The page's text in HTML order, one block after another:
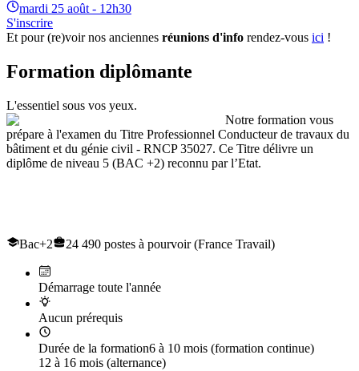
mardi 25 août - 12h30
S'inscrire
Et pour (re)voir nos anciennes réunions d'info rendez-vous ici !
Formation diplômante
L'essentiel sous vos yeux.
Notre formation vous
prépare à l'examen du Titre Professionnel Conducteur de travaux du
bâtiment et du génie civil - RNCP 35027. Ce Titre délivre un
diplôme de niveau 5 (BAC +2) reconnu par l’Etat.
Bac+2 24 490 postes à pourvoir (France Travail)
Démarrage toute l'année
Aucun prérequis
Durée de la formation6 à 10 mois (formation continue)
12 à 16 mois (alternance)